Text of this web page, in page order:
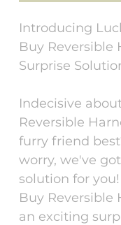
Introducing
Buy Reversible
Surprise
Indecisive
Reversible
furry friend
worry, we've
solution for
Buy Reversible
an exciting